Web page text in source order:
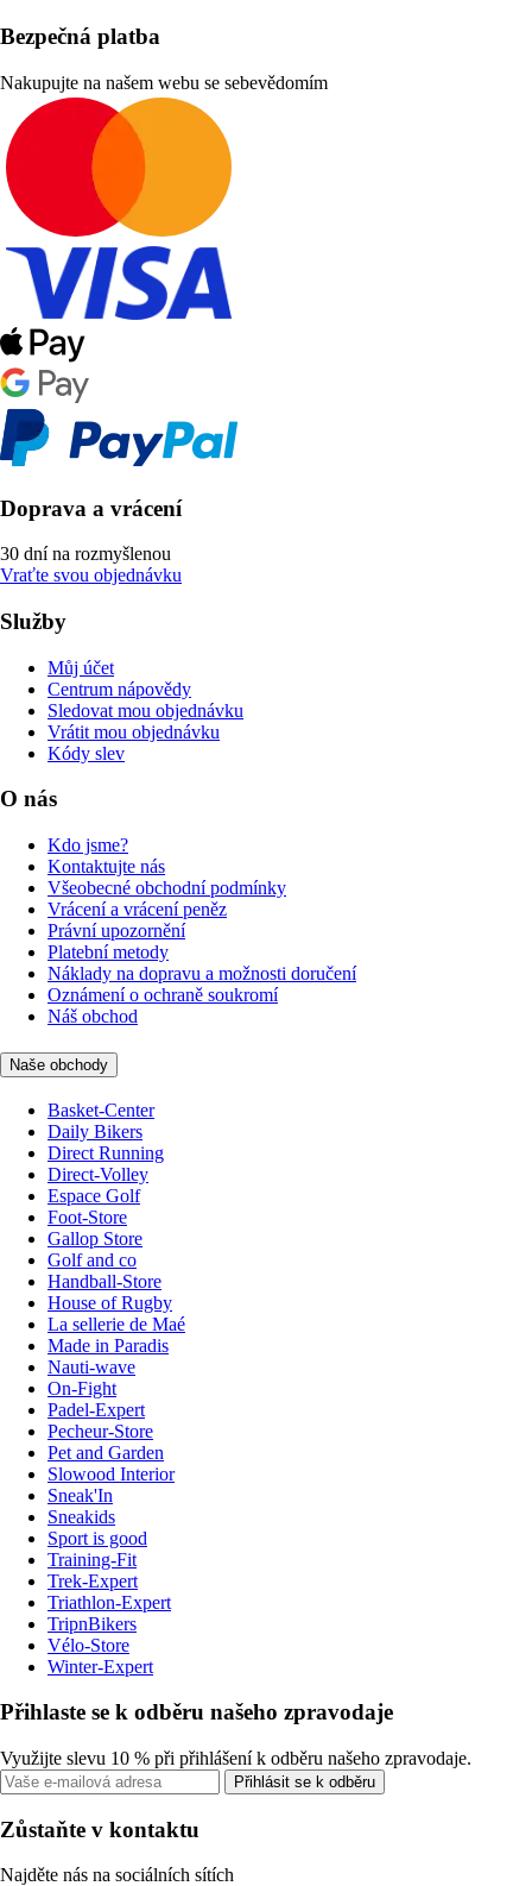
Bezpečná platba
Nakupujte na našem webu se sebevědomím
Doprava a vrácení
30 dní na rozmyšlenou
Vraťte svou objednávku
Služby
Můj účet
Centrum nápovědy
Sledovat mou objednávku
Vrátit mou objednávku
Kódy slev
O nás
Kdo jsme?
Kontaktujte nás
Všeobecné obchodní podmínky
Vrácení a vrácení peněz
Právní upozornění
Platební metody
Náklady na dopravu a možnosti doručení
Oznámení o ochraně soukromí
Náš obchod
Naše obchody
Basket-Center
Daily Bikers
Direct Running
Direct-Volley
Espace Golf
Foot-Store
Gallop Store
Golf and co
Handball-Store
House of Rugby
La sellerie de Maé
Made in Paradis
Nauti-wave
On-Fight
Padel-Expert
Pecheur-Store
Pet and Garden
Slowood Interior
Sneak'In
Sneakids
Sport is good
Training-Fit
Trek-Expert
Triathlon-Expert
TripnBikers
Vélo-Store
Winter-Expert
Přihlaste se k odběru našeho zpravodaje
Využijte slevu 10 % při přihlášení k odběru našeho zpravodaje.
Přihlásit se k odběru
Zůstaňte v kontaktu
Najděte nás na sociálních sítích